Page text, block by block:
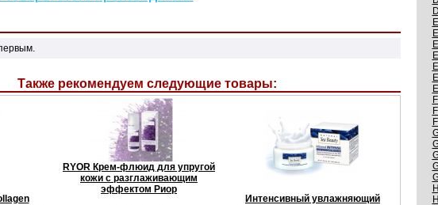
Также рекомендуем следующие товары:
RYOR Крем-флюид для упругой
кожи с разглаживающим
эффектом Риор
Интенсивный увлажняющий